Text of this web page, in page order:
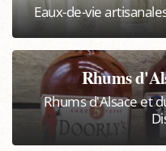
Eaux-de-vie
Rhums
Rhums d'Alsace et